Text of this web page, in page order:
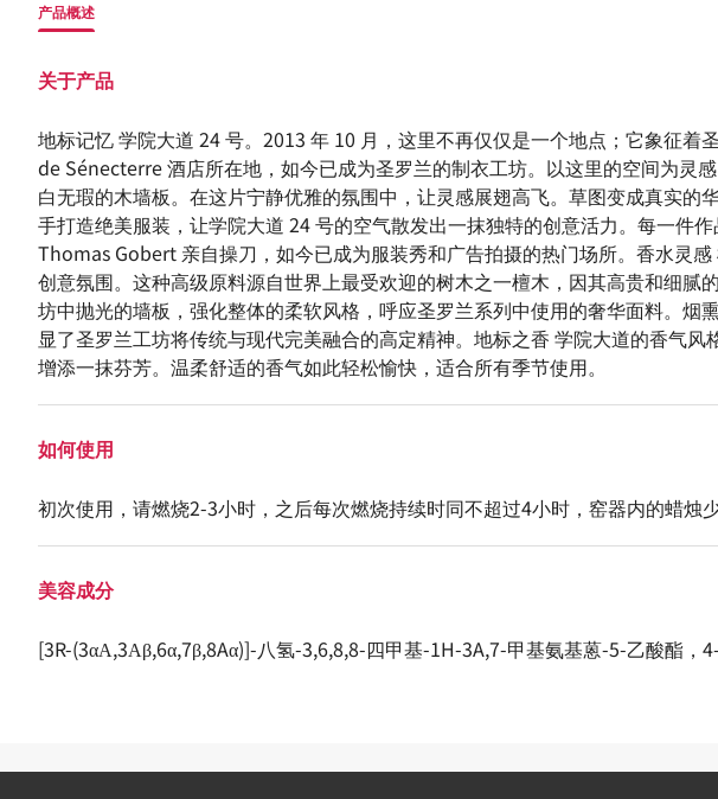
产品概述
关于产品
地标记忆 学院大道 24 号。2013 年 10 月，这里不再仅仅是一个地点；它象征
de Sénecterre 酒店所在地，如今已成为圣罗兰的制衣工坊。以这里的空间为灵
白无瑕的木墙板。在这片宁静优雅的氛围中，让灵感展翅高飞。草图变成真实
手打造绝美服装，让学院大道 24 号的空气散发出一抹独特的创意活力。每一件
Thomas Gobert 亲自操刀，如今已成为服装秀和广告拍摄的热门场所。香水灵
创意氛围。这种高级原料源自世界上最受欢迎的树木之一檀木，因其高贵和细
坊中抛光的墙板，强化整体的柔软风格，呼应圣罗兰系列中使用的奢华面料。
显了圣罗兰工坊将传统与现代完美融合的高定精神。地标之香 学院大道的香气
增添一抹芬芳。温柔舒适的香气如此轻松愉快，适合所有季节使用。
如何使用
初次使用，请燃烧2-3小时，之后每次燃烧持续时同不超过4小时，窑器内的蜡烛
美容成分
[3R-(3αΑ,3Αβ,6α,7β,8Aα)]-八氢-3,6,8,8-四甲基-1H-3A,7-甲基氨基蒽-5-乙酸酯